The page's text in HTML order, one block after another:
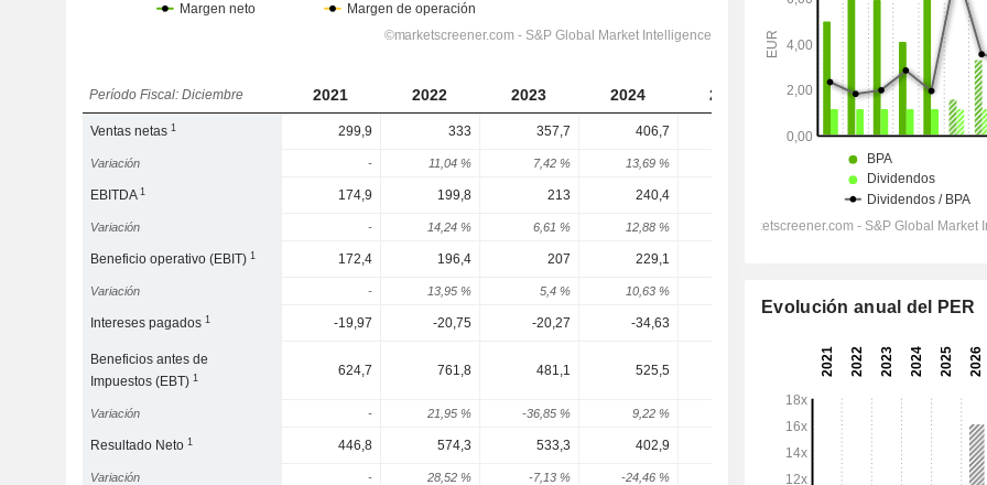
Período Fiscal: Diciembre 2021 2022 2023 2024 2025 2026 2027
Ventas netas1 299,9 333 357,7 406,7 478 510,6
Variación - 11,04 % 7,42 % 13,69 % 6,01 %
EBITDA1 174,9 199,8 213 240,4 280,5 300
Variación - 14,24 % 6,61 % 12,88 % 10,51 % 5,55 % 6,97 %
Beneficio operativo (EBIT)1 172,4 196,4 207 229,1
Variación - 13,95 % 5,4 % 10,63 %
Intereses pagados1 -19,97 -20,75 -20,27 -34,63
Beneficios antes de
Impuestos (EBT)1 624,7 761,8 481,1 525,5 326,4 360,4
Variación - 21,95 % -36,85 % 9,22 % -55,11 % 10,4 %
Resultado Neto1 446,8 574,3 533,3 402,9 263,4 372,4
Variación - 28,52 % -7,13 % -24,46 % -55,93 % 41,35 %
Evolución anual del PER